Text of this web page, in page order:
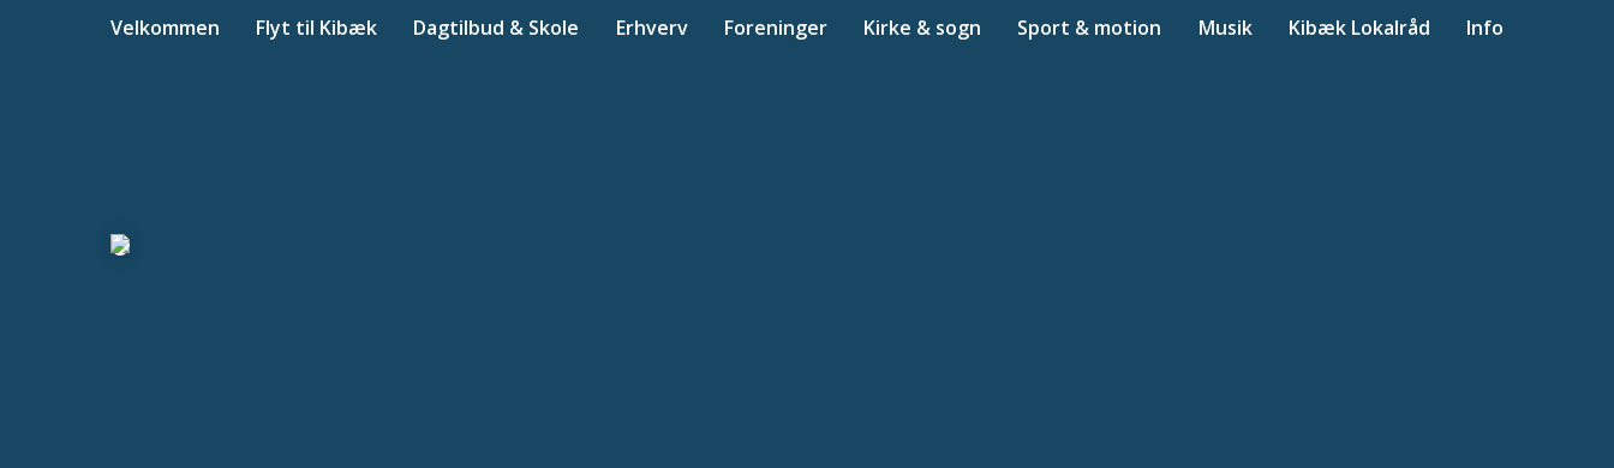
Velkommen Flyt til Kibæk Dagtilbud & Skole Erhverv Foreninger Kirke & sogn Sport & motion Musik Kibæk Lokalråd Info